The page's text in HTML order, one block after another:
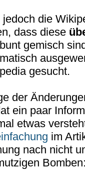
jedoch die
dass diese
gemisch
gesucht.
der
ein paar
etwas
im
nach nicht